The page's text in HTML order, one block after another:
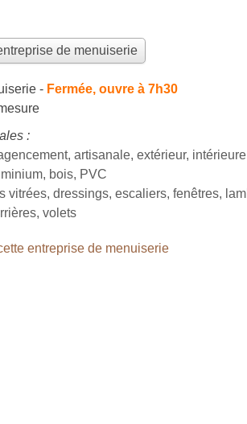
de menuiserie
- Fermée, ouvre à 7h30
:
artisanale, extérieur, intérieure
bois, PVC
vitrées, dressings, escaliers, fenêtres,
volets
entreprise de menuiserie